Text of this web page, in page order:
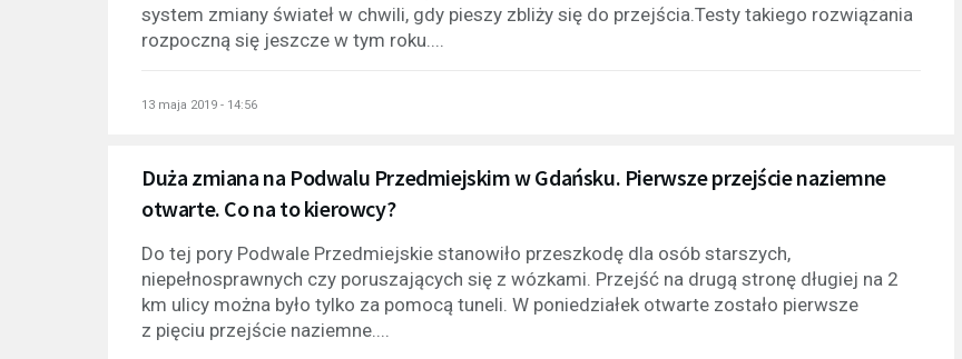
system zmiany świateł w chwili, gdy pieszy zbliży się do przejścia.Testy takiego rozwiązania
rozpoczną się jeszcze w tym roku....
13 maja 2019 - 14:56
Duża zmiana na Podwalu Przedmiejskim w Gdańsku. Pierwsze przejście naziemne
otwarte. Co na to kierowcy?
Do tej pory Podwale Przedmiejskie stanowiło przeszkodę dla osób starszych,
niepełnosprawnych czy poruszających się z wózkami. Przejść na drugą stronę długiej na 2
km ulicy można było tylko za pomocą tuneli. W poniedziałek otwarte zostało pierwsze
z pięciu przejście naziemne....